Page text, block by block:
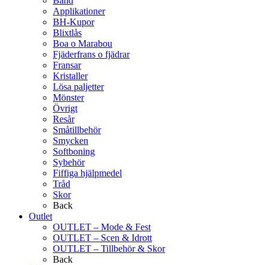
Applikationer
BH-Kupor
Blixtlås
Boa o Marabou
Fjäderfrans o fjädrar
Fransar
Kristaller
Lösa paljetter
Mönster
Övrigt
Resår
Småtillbehör
Smycken
Softboning
Sybehör
Fiffiga hjälpmedel
Tråd
Skor
Back
Outlet
OUTLET – Mode & Fest
OUTLET – Scen & Idrott
OUTLET – Tillbehör & Skor
Back